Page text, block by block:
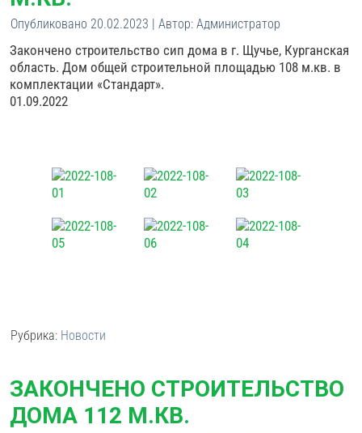
Опубликовано 20.02.2023 | Автор: Администратор
Закончено строительство сип дома в г. Щучье, Курганская
область. Дом общей строительной площадью 108 м.кв. в
комплектации «Стандарт».
01.09.2022
Рубрика: Новости
ЗАКОНЧЕНО СТРОИТЕЛЬСТВО
ДОМА 112 М.КВ.